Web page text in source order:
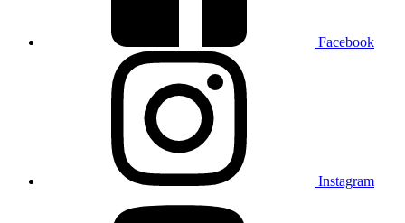
Facebook
Instagram